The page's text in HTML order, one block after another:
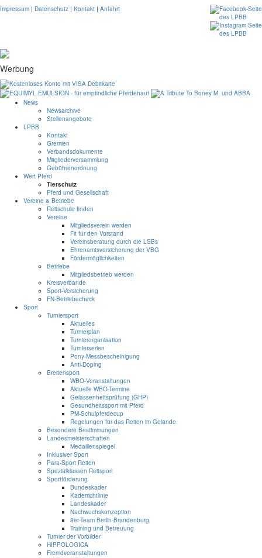
Impressum | Datenschutz | Kontakt | Anfahrt
Werbung
News
Newsarchive
Stellenangebote
LPBB
Kontakt
Gremien
Verbandsdokumente
Mitgliederversammlung
Gebührenordnung
Wert Pferd
Tierschutz
Pferd und Gesellschaft
Vereine & Betriebe
Reitschule finden
Vereine
Mitgliedsverein werden
Fit für den Vorstand
Vereinsberatung durch die LSBs
Ehrenamtsversicherung der VBG
Fördermöglichkeiten
Betriebe
Mitgliedsbetrieb werden
Kreisverbände
Sport-Versicherung
FN-Betriebecheck
Sport
Turniersport
Aktuelles
Turnierplan
Turnierorganisation
Turnierserien
Pony-Messbescheinigung
Anti-Doping
Breitensport
WBO-Veranstaltungen
Aktuelle WBO-Termine
Gelassenheitsprüfung (GHP)
Gesundheitssport mit Pferd
PM-Schulpferdecup
Regelungen für das Reiten im Gelände
Besondere Bestimmungen
Landesmeisterschaften
Medaillenspiegel
Inklusiver Sport
Para-Sport Reiten
Spezialklassen Reitsport
Sportförderung
Bundeskader
Kaderrichtlinie
Landeskader
Nachwuchskonzeption
8er-Team Berlin-Brandenburg
Training und Betreuung
Turnier der Vorbilder
HIPPOLOGICA
Fremdveranstaltungen